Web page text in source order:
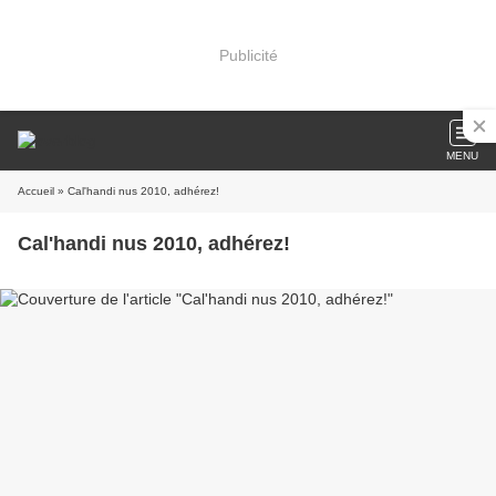
Publicité
MENU
Accueil » Cal'handi nus 2010, adhérez!
Cal'handi nus 2010, adhérez!